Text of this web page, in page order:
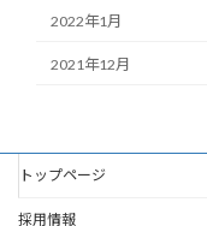
2022年1月
2021年12月
トップページ
採用情報